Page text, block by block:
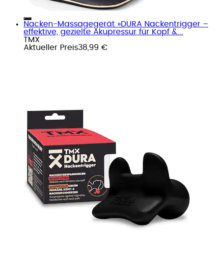
Nacken-Massagegerät »DURA Nackentrigger –
effektive, gezielte Akupressur für Kopf &...
TMX
Aktueller Preis38,99 €